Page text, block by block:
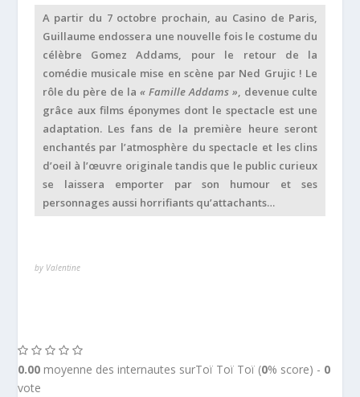
A partir du 7 octobre prochain, au Casino de Paris,
Guillaume endossera une nouvelle fois le costume du
célèbre Gomez Addams, pour le retour de la
comédie musicale mise en scène par Ned Grujic ! Le
rôle du père de la « Famille Addams », devenue culte
grâce aux films éponymes dont le spectacle est une
adaptation. Les fans de la première heure seront
enchantés par l’atmosphère du spectacle et les clins
d’oeil à l’œuvre originale tandis que le public curieux
se laissera emporter par son humour et ses
personnages aussi horrifiants qu’attachants…
by Valentine
0.00 moyenne des internautes surToï Toï Toï (0% score) - 0
vote